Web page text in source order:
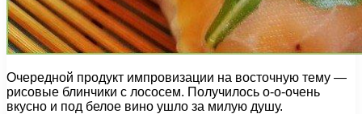
Очередной продукт импровизации на восточную тему —
рисовые блинчики с лососем. Получилось о-о-очень
вкусно и под белое вино ушло за милую душу.